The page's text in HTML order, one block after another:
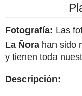
Fotografía: Las
La Ñora han sido
y tienen toda
Descripción: